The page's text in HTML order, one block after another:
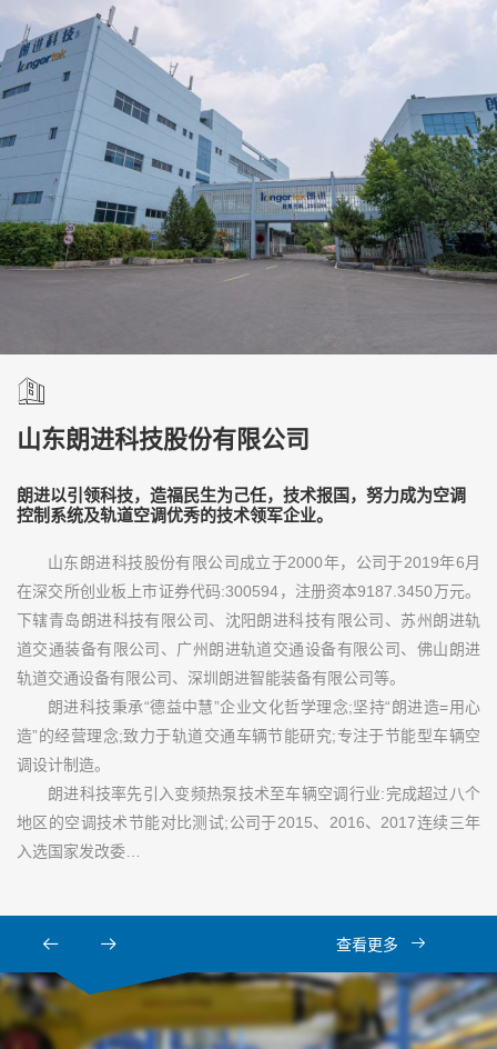
山东朗进科技股份有限公司
朗进以引领科技，造福民生为己任，技术报国，努力成为空调
控制系统及轨道空调优秀的技术领军企业。
山东朗进科技股份有限公司成立于2000年，公司于2019年6月
在深交所创业板上市证券代码:300594，注册资本9187.3450万元。
下辖青岛朗进科技有限公司、沈阳朗进科技有限公司、苏州朗进轨
道交通装备有限公司、广州朗进轨道交通设备有限公司、佛山朗进
轨道交通设备有限公司、深圳朗进智能装备有限公司等。
朗进科技秉承“德益中慧”企业文化哲学理念;坚持“朗进造=用心
造”的经营理念;致力于轨道交通车辆节能研究;专注于节能型车辆空
调设计制造。
朗进科技率先引入变频热泵技术至车辆空调行业:完成超过八个
地区的空调技术节能对比测试;公司于2015、2016、2017连续三年
入选国家发改委…
查看更多